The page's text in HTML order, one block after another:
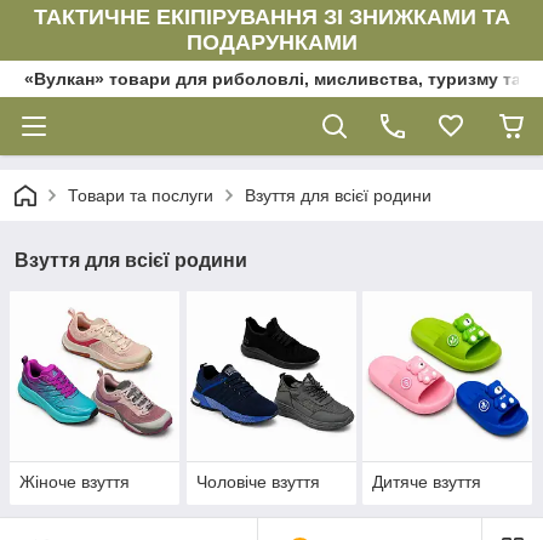
ТАКТИЧНЕ ЕКІПІРУВАННЯ ЗІ ЗНИЖКАМИ ТА
ПОДАРУНКАМИ
«Вулкан» товари для риболовлі, мисливства, туризму та
Товари та послуги Взуття для всієї родини
Взуття для всієї родини
Жіноче взуття Чоловіче взуття Дитяче взуття